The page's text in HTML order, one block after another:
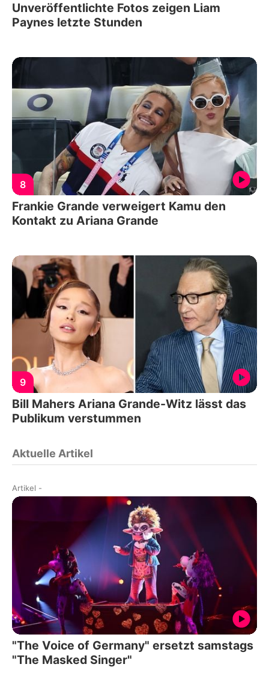
Unveröffentlichte Fotos zeigen Liam
Paynes letzte Stunden
8
Frankie Grande verweigert Kamu den
Kontakt zu Ariana Grande
9
Bill Mahers Ariana Grande-Witz lässt das
Publikum verstummen
Aktuelle Artikel
Artikel -
"The Voice of Germany" ersetzt samstags
"The Masked Singer"